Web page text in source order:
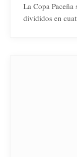
La Copa
divididos en